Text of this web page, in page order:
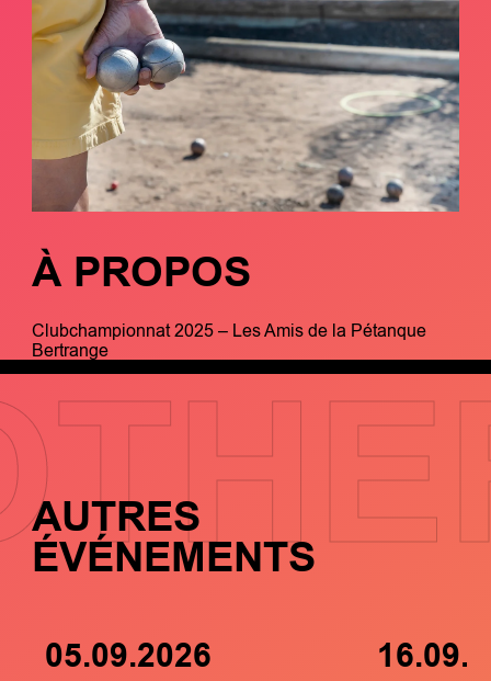
À PROPOS
Clubchampionnat 2025 – Les Amis de la Pétanque
Bertrange
AUTRES
ÉVÉNEMENTS
05.09.2026